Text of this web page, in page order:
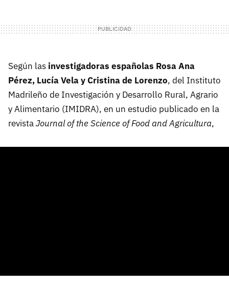
Según las investigadoras españolas Rosa Ana
Pérez, Lucía Vela y Cristina de Lorenzo, del Instituto
Madrileño de Investigación y Desarrollo Rural, Agrario
y Alimentario (IMIDRA), en un estudio publicado en la
revistaJournal of the Science of Food and Agricultura,